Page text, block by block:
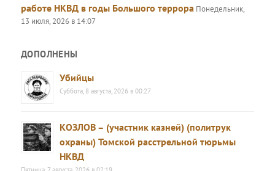
работе НКВД в годы Большого террора Понедельник,
13 июля, 2026 в 14:07
ДОПОЛНЕНЫ
Убийцы
Суббота, 8 августа, 2026 в 00:27
КОЗЛОВ – (участник казней) (политрук
охраны) Томской расстрельной тюрьмы
НКВД